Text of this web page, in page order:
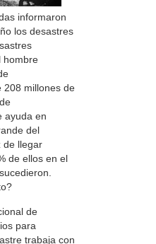
informaron
los desastres
hombre
208 millones de
ayuda en
del
de llegar
de ellos en el
de
para
trabaja con